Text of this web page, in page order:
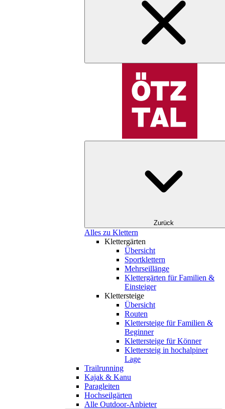
Zurück
Alles zu Klettern
Klettergärten
Übersicht
Sportklettern
Mehrseillänge
Klettergärten für Familien &
Einsteiger
Klettersteige
Übersicht
Routen
Klettersteige für Familien &
Beginner
Klettersteige für Könner
Klettersteig in hochalpiner
Lage
Trailrunning
Kajak & Kanu
Paragleiten
Hochseilgärten
Alle Outdoor-Anbieter